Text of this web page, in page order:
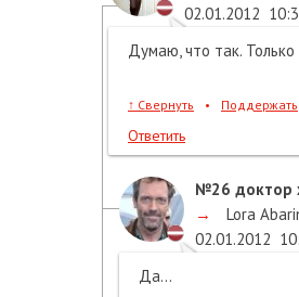
02.01.2012
Думаю, что так. Только
↑ Свернуть • Поддержать
Ответить
№26 доктор
→
Lora
02.01.2012
Да...